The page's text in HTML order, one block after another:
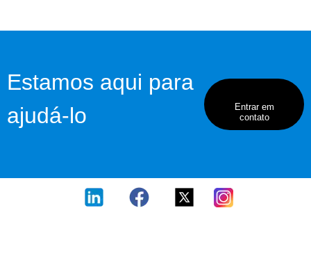
Estamos aqui para
ajudá-lo
Entrar em
contato